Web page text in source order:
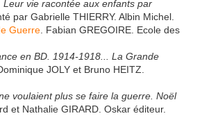
Leur vie racontée aux enfants par
par Gabrielle THIERRY. Albin Michel.
Guerre . Fabian GREGOIRE. Ecole des
en BD. 1914-1918... La Grande
JOLY et Bruno HEITZ.
voulaient plus se faire la guerre. Noël
et Nathalie GIRARD. Oskar éditeur.